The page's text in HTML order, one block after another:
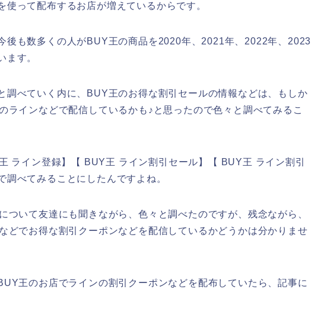
使って配布するお店が増えているからです。
後も数多くの人がBUY王の商品を2020年、2021年、2022年、2023
ます。
調べていく内に、BUY王のお得な割引セールの情報などは、もしか
ラインなどで配信しているかも♪と思ったので色々と調べてみるこ
ライン登録】【 BUY王 ライン割引セール】【 BUY王 ライン割引
調べてみることにしたんですよね。
ついて友達にも聞きながら、色々と調べたのですが、残念ながら、
どでお得な割引クーポンなどを配信しているかどうかは分かりませ
王のお店でラインの割引クーポンなどを配布していたら、記事に